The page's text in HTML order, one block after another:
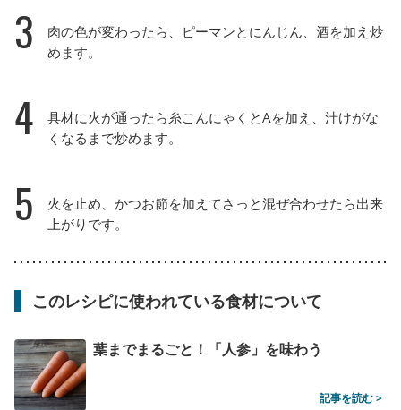
3
肉の色が変わったら、ピーマンとにんじん、酒を加え炒
めます。
4
具材に火が通ったら糸こんにゃくとAを加え、汁けがな
くなるまで炒めます。
5
火を止め、かつお節を加えてさっと混ぜ合わせたら出来
上がりです。
このレシピに使われている食材について
葉までまるごと！「人参」を味わう
記事を読む >